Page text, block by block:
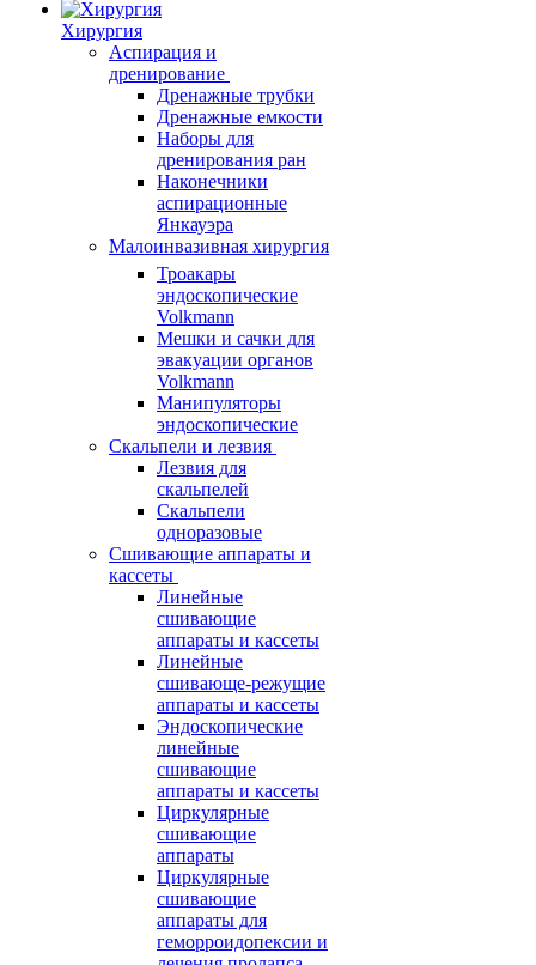
Хирургия
Аспирация и
дренирование
Дренажные трубки
Дренажные емкости
Наборы для
дренирования ран
Наконечники
аспирационные
Янкауэра
Малоинвазивная хирургия
Троакары
эндоскопические
Volkmann
Мешки и сачки для
эвакуации органов
Volkmann
Манипуляторы
эндоскопические
Скальпели и лезвия
Лезвия для
скальпелей
Скальпели
одноразовые
Сшивающие аппараты и
кассеты
Линейные
сшивающие
аппараты и кассеты
Линейные
сшивающе-режущие
аппараты и кассеты
Эндоскопические
линейные
сшивающие
аппараты и кассеты
Циркулярные
сшивающие
аппараты
Циркулярные
сшивающие
аппараты для
геморроидопексии и